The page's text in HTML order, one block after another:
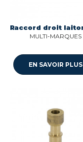
MULTI-MARQUES
EN SAVOIR PLUS